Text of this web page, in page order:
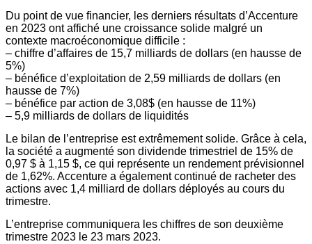
Du point de vue financier, les derniers résultats d’Accenture
en 2023 ont affiché une croissance solide malgré un
contexte macroéconomique difficile :
– chiffre d’affaires de 15,7 milliards de dollars (en hausse de
5%)
– bénéfice d’exploitation de 2,59 milliards de dollars (en
hausse de 7%)
– bénéfice par action de 3,08$ (en hausse de 11%)
– 5,9 milliards de dollars de liquidités
Le bilan de l’entreprise est extrêmement solide. Grâce à cela,
la société a augmenté son dividende trimestriel de 15% de
0,97 $ à 1,15 $, ce qui représente un rendement prévisionnel
de 1,62%. Accenture a également continué de racheter des
actions avec 1,4 milliard de dollars déployés au cours du
trimestre.
L’entreprise communiquera les chiffres de son deuxième
trimestre 2023 le 23 mars 2023.